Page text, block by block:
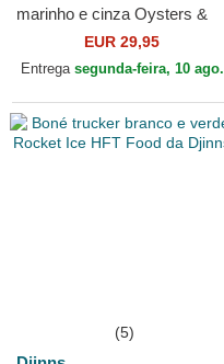
marinho e cinza Oysters &
Beer HFT da Coastal
EUR 29,95
Entrega segunda-feira, 10 ago.
(5)